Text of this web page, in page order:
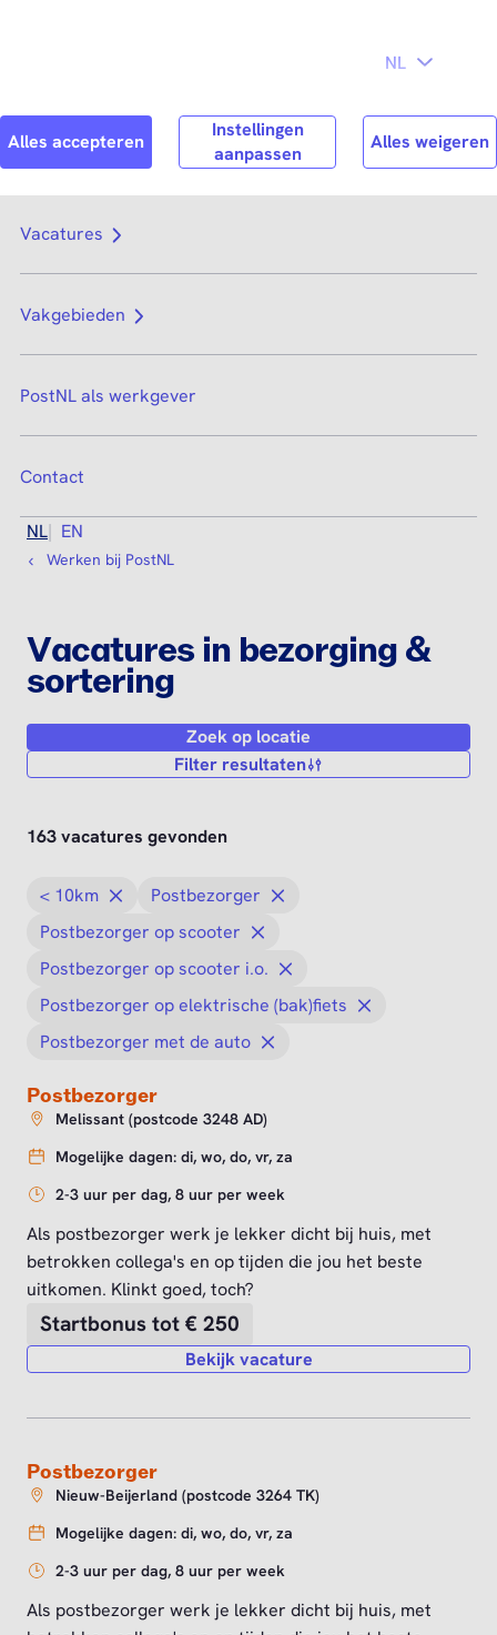
Search Zoek
Vacatures
Vakgebieden
PostNL als werkgever
Contact
NL EN
Werken bij PostNL